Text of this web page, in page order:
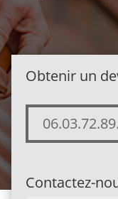
Obtenir un
Contactez-